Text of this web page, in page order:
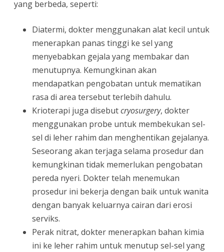
yang berbeda, seperti:
Diatermi, dokter menggunakan alat kecil untuk
menerapkan panas tinggi ke sel yang
menyebabkan gejala yang membakar dan
menutupnya. Kemungkinan akan
mendapatkan pengobatan untuk mematikan
rasa di area tersebut terlebih dahulu.
Krioterapi juga disebutcryosurgery, dokter
menggunakan probe untuk membekukan sel-
sel di leher rahim dan menghentikan gejalanya.
Seseorang akan terjaga selama prosedur dan
kemungkinan tidak memerlukan pengobatan
pereda nyeri. Dokter telah menemukan
prosedur ini bekerja dengan baik untuk wanita
dengan banyak keluarnya cairan dari erosi
serviks.
Perak nitrat, dokter menerapkan bahan kimia
ini ke leher rahim untuk menutup sel-sel yang